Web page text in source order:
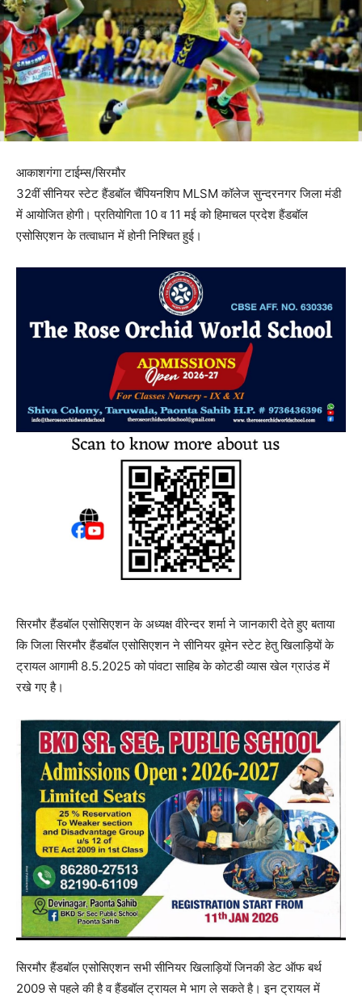
आकाशगंगा टाईम्स/सिरमौर
32वीं सीनियर स्टेट हैंडबॉल चैंपियनशिप MLSM कॉलेज सुन्दरनगर जिला मंडी
में आयोजित होगी। प्रतियोगिता 10 व 11 मई को हिमाचल प्रदेश हैंडबॉल
एसोसिएशन के तत्वाधान में होनी निश्चित हुई।
सिरमौर हैंडबॉल एसोसिएशन के अध्यक्ष वीरेन्दर शर्मा ने जानकारी देते हुए बताया
कि जिला सिरमौर हैंडबॉल एसोसिएशन ने सीनियर वूमेन स्टेट हेतु खिलाड़ियों के
ट्रायल आगामी 8.5.2025 को पांवटा साहिब के कोटडी व्यास खेल ग्राउंड में
रखे गए है।
सिरमौर हैंडबॉल एसोसिएशन सभी सीनियर खिलाड़ियों जिनकी डेट ऑफ बर्थ
2009 से पहले की है व हैंडबॉल ट्रायल मे भाग ले सकते है। इन ट्रायल में